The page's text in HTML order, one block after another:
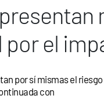
el
por sí mismas el
con